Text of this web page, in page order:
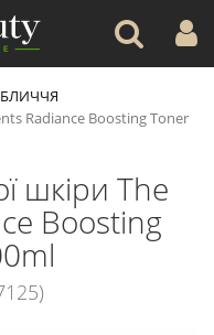
Radiance Boosting Toner
шкіри The
Boosting